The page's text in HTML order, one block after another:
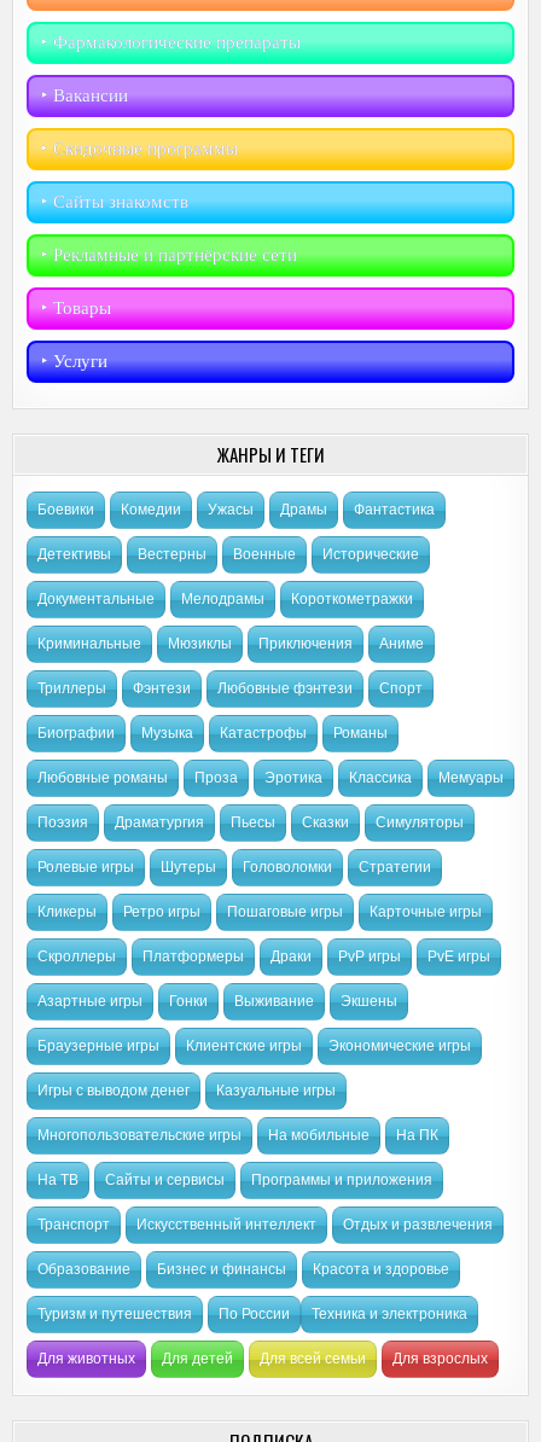
‣︎ Фармакологические препараты
‣︎ Вакансии
‣︎ Скидочные программы
‣︎ Сайты знакомств
‣︎ Рекламные и партнёрские сети
‣︎ Товары
‣︎ Услуги
ЖАНРЫ И ТЕГИ
Боевики Комедии Ужасы Драмы Фантастика
Детективы Вестерны Военные Исторические
Документальные Мелодрамы Короткометражки
Криминальные Мюзиклы Приключения Аниме
Триллеры Фэнтези Любовные фэнтези Спорт
Биографии Музыка Катастрофы Романы
Любовные романы Проза Эротика Классика Мемуары
Поэзия Драматургия Пьесы Сказки Симуляторы
Ролевые игры Шутеры Головоломки Стратегии
Кликеры Ретро игры Пошаговые игры Карточные игры
Скроллеры Платформеры Драки PvP игры PvE игры
Азартные игры Гонки Выживание Экшены
Браузерные игры Клиентские игры Экономические игры
Игры с выводом денег Казуальные игры
Многопользовательские игры На мобильные На ПК
На ТВ Сайты и сервисы Программы и приложения
Транспорт Искусственный интеллект Отдых и развлечения
Образование Бизнес и финансы Красота и здоровье
Туризм и путешествия По России Техника и электроника
Для животных Для детей Для всей семьи Для взрослых